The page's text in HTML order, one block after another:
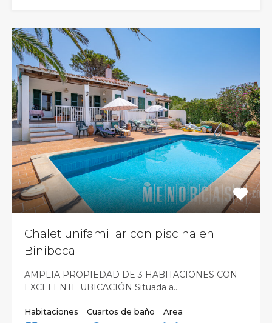
Chalet unifamiliar con piscina en
Binibeca
AMPLIA PROPIEDAD DE 3 HABITACIONES CON
EXCELENTE UBICACIÓN Situada a…
Habitaciones
Cuartos de baño
Area